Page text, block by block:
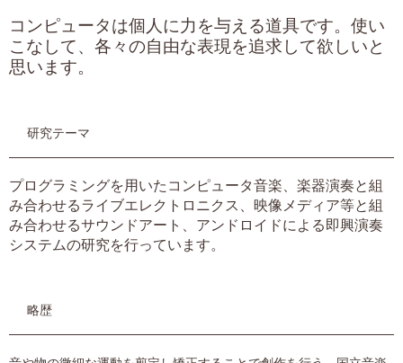
コンピュータは個人に力を与える道具です。使い
こなして、各々の自由な表現を追求して欲しいと
思います。
研究テーマ
プログラミングを用いたコンピュータ音楽、楽器演奏と組
み合わせるライブエレクトロニクス、映像メディア等と組
み合わせるサウンドアート、アンドロイドによる即興演奏
システムの研究を行っています。
略歴